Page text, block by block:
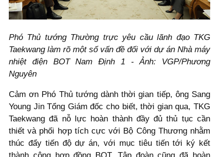
Phó Thủ tướng Thường trực yêu cầu lãnh đạo TKG
Taekwang làm rõ một số vấn đề đối với dự án Nhà máy
nhiệt điện BOT Nam Định 1 - Ảnh: VGP/Phương
Nguyên
Cảm ơn Phó Thủ tướng dành thời gian tiếp, ông Sang
Young Jin Tổng Giám đốc cho biết, thời gian qua, TKG
Taekwang đã nỗ lực hoàn thành đầy đủ thủ tục cần
thiết và phối hợp tích cực với Bộ Công Thương nhằm
thúc đẩy tiến độ dự án, với mục tiêu tiến tới ký kết